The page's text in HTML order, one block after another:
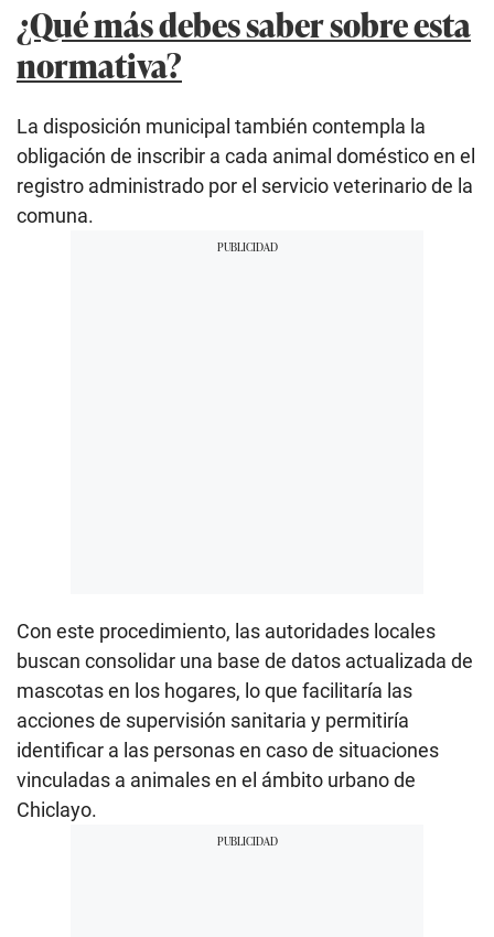
¿Qué más debes saber sobre esta
normativa?
La disposición municipal también contempla la
obligación de inscribir a cada animal doméstico en el
registro administrado por el servicio veterinario de la
comuna.
Con este procedimiento, las autoridades locales
buscan consolidar una base de datos actualizada de
mascotas en los hogares, lo que facilitaría las
acciones de supervisión sanitaria y permitiría
identificar a las personas en caso de situaciones
vinculadas a animales en el ámbito urbano de
Chiclayo.